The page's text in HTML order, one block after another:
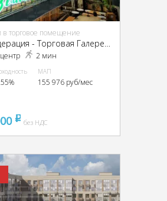
торговое помещение
Башня Федерация - Торговая Галерея, ЦАО, г Москва, Пресненская наб, д 12
2 мин
МАП
155 976 руб/мес
pуббез НДС